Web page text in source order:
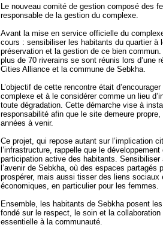
Le nouveau comité de gestion composé des
responsable de la gestion du complexe.
Avant la mise en service officielle du
cours : sensibiliser les habitants du quartier à
préservation et la gestion de ce bien
plus de 70 riverains se sont réunis lors d’une
Cities Alliance et la commune de Sebkha.
L’objectif de cette rencontre était
complexe et à le considérer comme un lieu
toute dégradation. Cette démarche vise à
responsabilité afin que le site demeure
années à venir.
Ce projet, qui repose autant sur l’implication
l’infrastructure, rappelle que le
participation active des habitants. Sensibiliser
l’avenir de Sebkha, où des espaces partagés
prospérer, mais aussi tisser des liens sociaux
économiques, en particulier pour les femmes.
Ensemble, les habitants de Sebkha posent
fondé sur le respect, le soin et la
essentielle à la communauté.